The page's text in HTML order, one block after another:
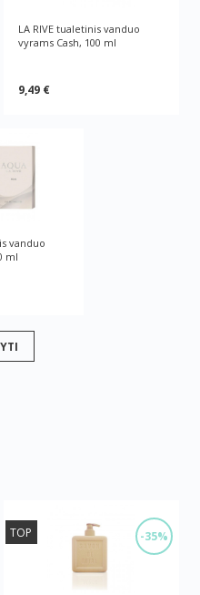
LA RIVE tualetinis vanduo
vyrams Cash, 100 ml
9,49 €
vanduo
ml
-35%
TOP